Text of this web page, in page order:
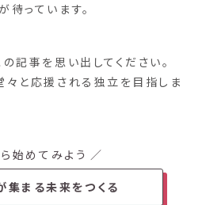
っています。
記事を思い出してください。
々と応援される独立を目指しま
始めてみよう
集まる未来をつくる